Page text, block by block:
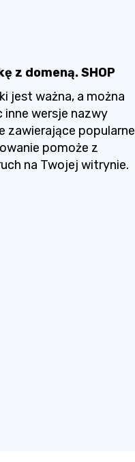
z domeną. SHOP
jest ważna, a można
wersje nazwy
zawierające popularne
pomoże z
na Twojej witrynie.